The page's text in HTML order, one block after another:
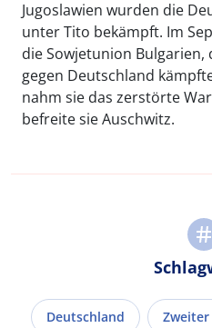
Jugoslawien wurden die
unter Tito bekämpft. Im
die Sowjetunion Bulgarien,
gegen Deutschland
nahm sie das zerstörte
befreite sie Auschwitz.
Deutschland